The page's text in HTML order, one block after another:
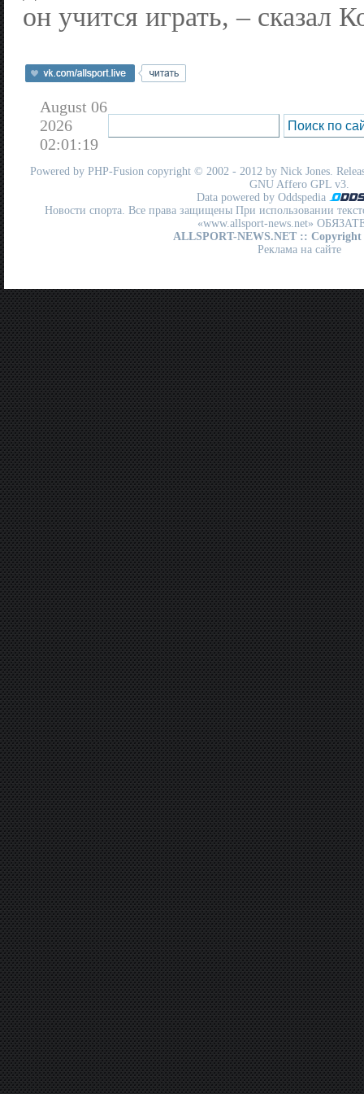
он учится играть, – сказал
August 06
2026
02:01:19
Powered by PHP-Fusion copyright © 2002 - 2012 by Nick Jones.
GNU Affero GPL v3.
Data powered by Oddspedia
Новости спорта. Все права защищены При использовании
«www.allsport-news.net»
ALLSPORT-NEWS.NET :: Copyright
Реклама на сайте